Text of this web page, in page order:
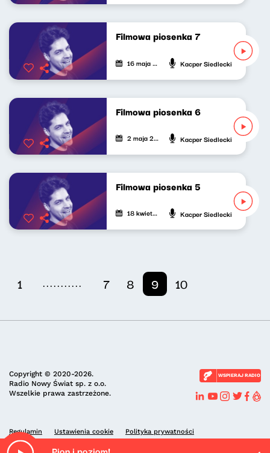
Filmowa piosenka 7
16 maja 2022 Kacper Siedlecki
Filmowa piosenka 6
2 maja 2022 Kacper Siedlecki
Filmowa piosenka 5
18 kwietnia 2022 Kacper Siedlecki
1 ........... 7 8 9 10
Copyright © 2020-2026.
Radio Nowy Świat sp. z o.o.
Wszelkie prawa zastrzeżone.
WSPIERAJ RADIO
Regulamin Ustawienia cookie Polityka prywatności